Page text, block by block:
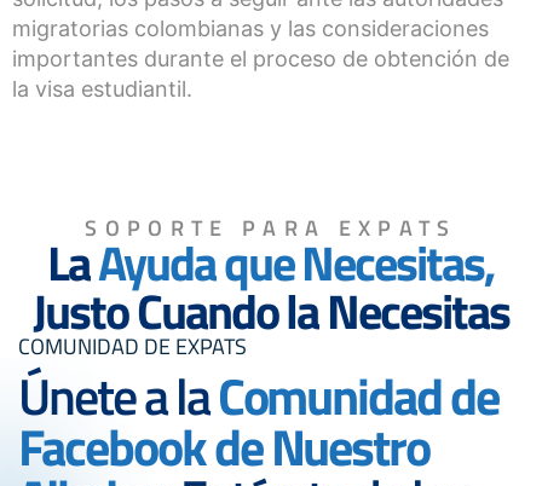
migratorias colombianas y las consideraciones
importantes durante el proceso de obtención de
la visa estudiantil.
SOPORTE PARA EXPATS
LaAyuda que Necesitas,
Justo Cuando la Necesitas
COMUNIDAD DE EXPATS
Únete a laComunidad de
Facebook de Nuestro